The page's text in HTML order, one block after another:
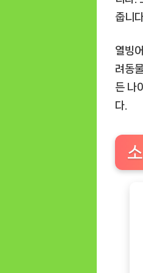
줍니
열빙
려동
든 나
다.